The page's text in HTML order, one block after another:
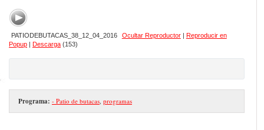
PATIODEBUTACAS_38_12_04_2016 Ocultar Reproductor| Reproducir en
Popup | Descarga (153)
Programa: - Patio de butacas programas